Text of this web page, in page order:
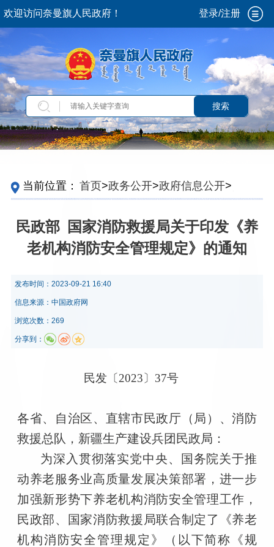
欢迎访问奈曼旗人民政府！ 登录/注册
搜索
当前位置： 首页>政务公开>政府信息公开>
定主动公开内容>重点领域信息>养老服务>养
民政部 国家消防救援局关于印发《养
老机构消防安全管理规定》的通知
发布时间： 2023-09-21 16:40
信息来源： 中国政府网
浏览次数：269
分享到：
民发〔2023〕37号
各省、自治区、直辖市民政厅（局）、消防
救援总队，新疆生产建设兵团民政局：
为深入贯彻落实党中央、国务院关于推
动养老服务业高质量发展决策部署，进一步
加强新形势下养老机构消防安全管理工作，
民政部、国家消防救援局联合制定了《养老
机构消防安全管理规定》（以下简称《规